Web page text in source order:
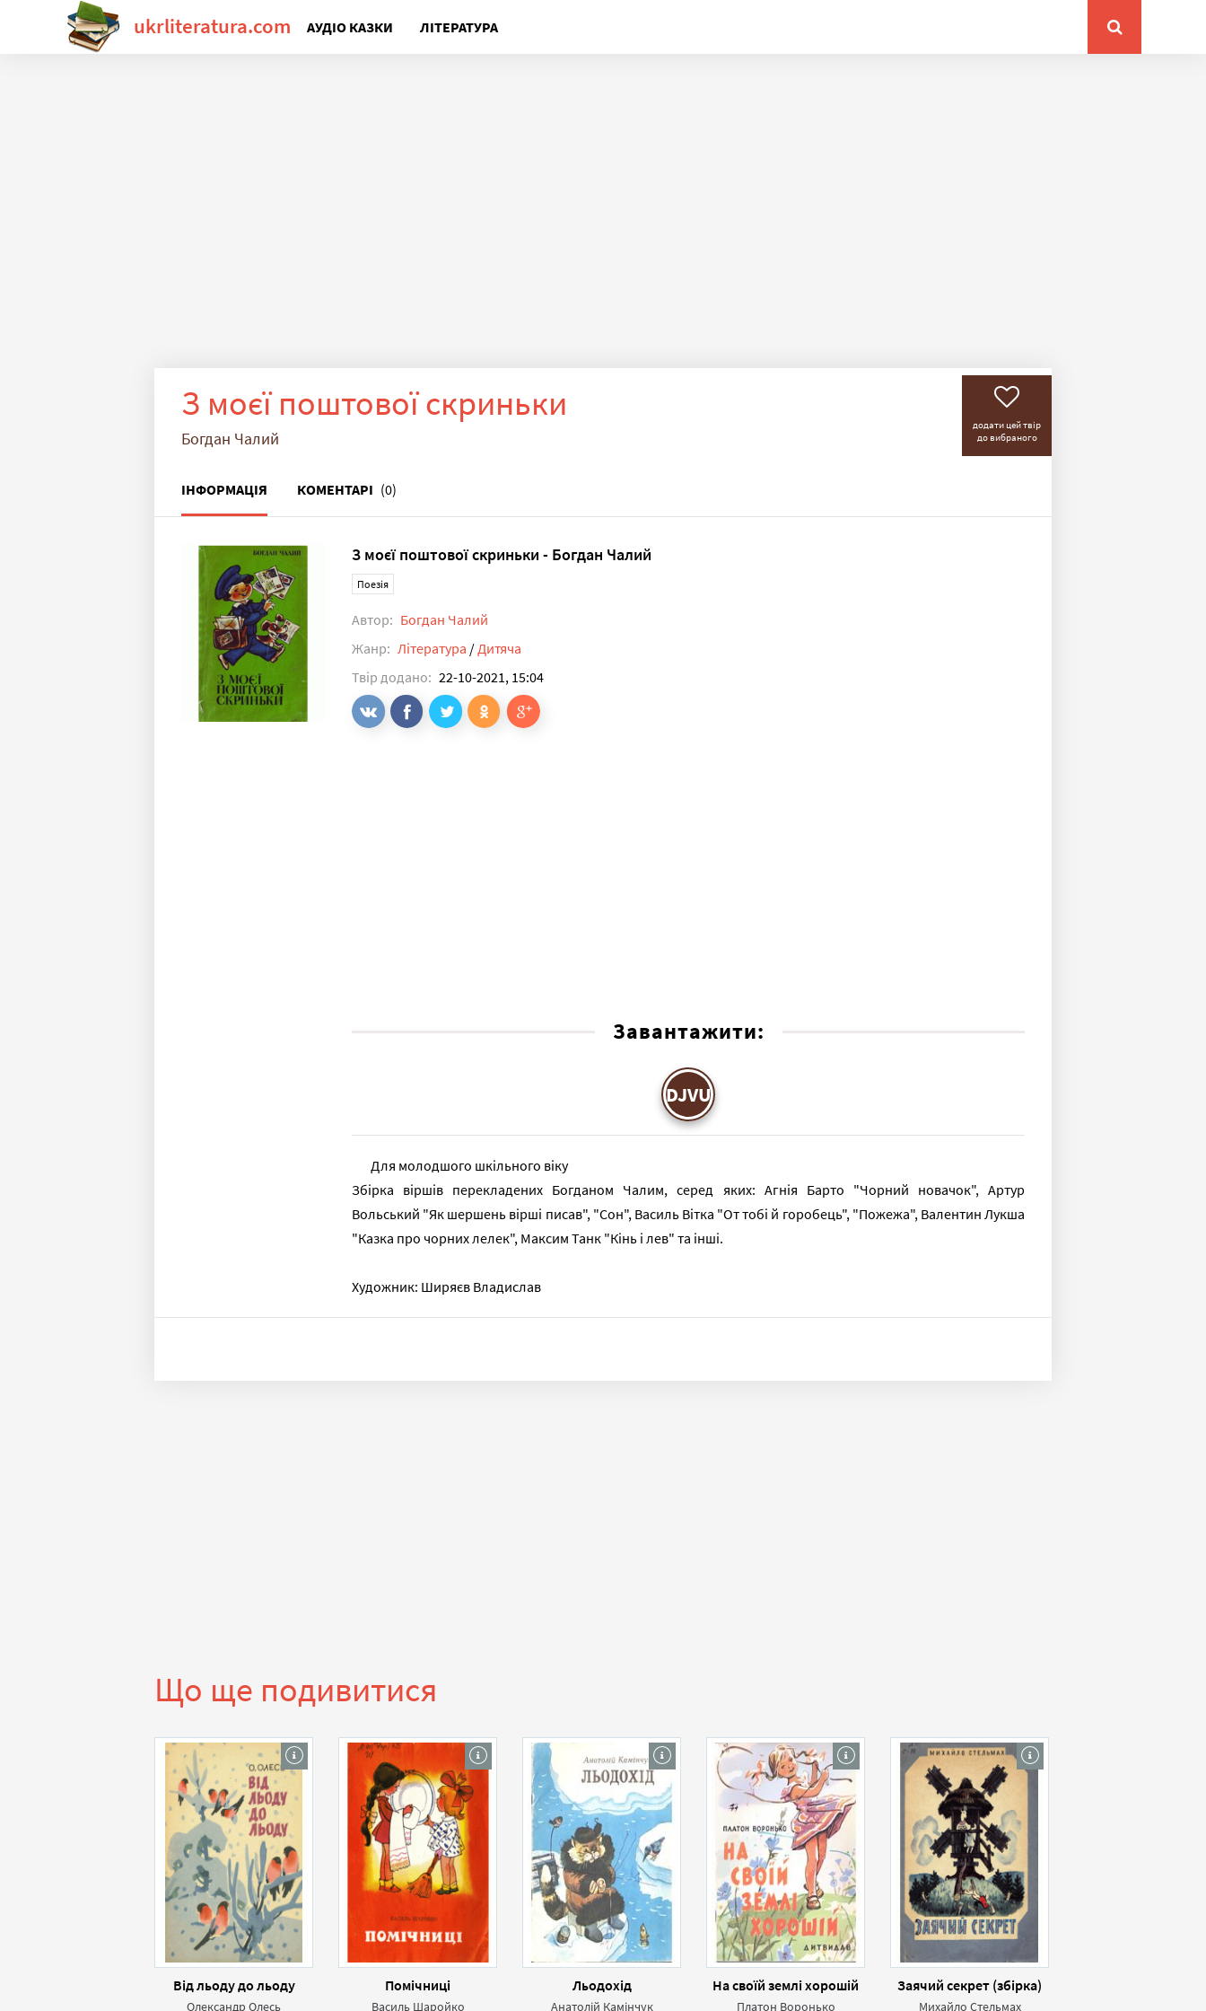
ukrliteratura.com АУДІО КАЗКИ ЛІТЕРАТУРА
З моєї поштової скриньки
Богдан Чалий
додати цей твір
до вибраного
ІНФОРМАЦІЯ КОМЕНТАРІ (0)
З моєї поштової скриньки - Богдан Чалий
Поезія
Автор: Богдан Чалий
Жанр: Література /Дитяча
Твір додано: 22-10-2021, 15:04
Завантажити:
DJVU
Для молодшого шкільного віку
Збірка віршів перекладених Богданом Чалим, серед яких: Агнія Барто "Чорний новачок", Артур
Вольський "Як шершень вірші писав", "Сон", Василь Вітка "От тобі й горобець", "Пожежа", Валентин Лукша
"Казка про чорних лелек", Максим Танк "Кінь і лев" та інші.
Художник: Ширяєв Владислав
Що ще подивитися
Від льоду до льоду
Олександр Олесь
Помічниці
Василь Шаройко
Льодохід
Анатолій Камінчук
На своїй землі хорошій
Платон Воронько
Заячий секрет (збірка)
Михайло Стельмах